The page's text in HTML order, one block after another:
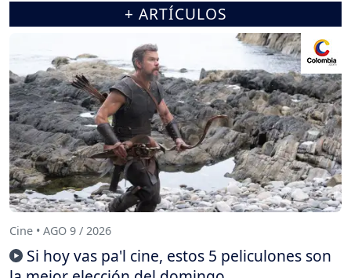
+ ARTÍCULOS
Cine • AGO 9 / 2026
Si hoy vas pa'l cine, estos 5 peliculones son